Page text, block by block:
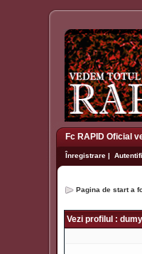
Fc RAPID Oficial
Înregistrare |
Pagina de start a
Vezi profilul : dumy